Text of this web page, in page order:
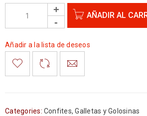
AÑADIR AL
Añadir a la lista de deseos
Categories: Confites,Galletas y Golosinas